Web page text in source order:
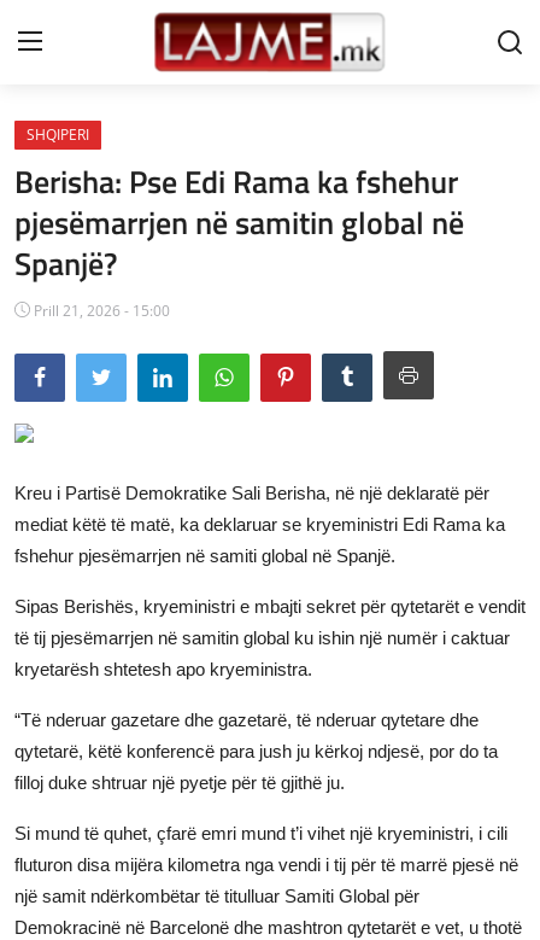
Shtëpi
LAJME MAQEDONI
SHQIPERI
KOSOVA
LAJME NGA BOTA
SHOWBIZ
SHENDETI
Gallery
SHQIPERI
Berisha: Pse Edi Rama ka fshehur
pjesëmarrjen në samitin global në
Spanjë?
Prill 21, 2026 - 15:00
Kreu i Partisë Demokratike Sali Berisha, në një deklaratë për
mediat këtë të matë, ka deklaruar se kryeministri Edi Rama ka
fshehur pjesëmarrjen në samiti global në Spanjë.
Sipas Berishës, kryeministri e mbajti sekret për qytetarët e vendit
të tij pjesëmarrjen në samitin global ku ishin një numër i caktuar
kryetarësh shtetesh apo kryeministra.
“Të nderuar gazetare dhe gazetarë, të nderuar qytetare dhe
qytetarë, këtë konferencë para jush ju kërkoj ndjesë, por do ta
filloj duke shtruar një pyetje për të gjithë ju.
Si mund të quhet, çfarë emri mund t’i vihet një kryeministri, i cili
fluturon disa mijëra kilometra nga vendi i tij për të marrë pjesë në
një samit ndërkombëtar të titulluar Samiti Global për
Demokracinë në Barcelonë dhe mashtron qytetarët e vet, u thotë